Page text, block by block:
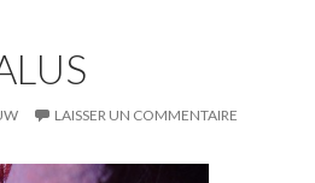
LAISSER UN COMMENTAIRE